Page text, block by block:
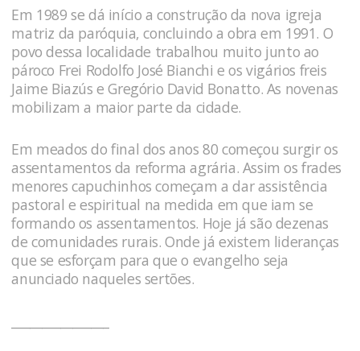
Em 1989 se dá início a construção da nova igreja
matriz da paróquia, concluindo a obra em 1991. O
povo dessa localidade trabalhou muito junto ao
pároco Frei Rodolfo José Bianchi e os vigários freis
Jaime Biazús e Gregório David Bonatto. As novenas
mobilizam a maior parte da cidade.
Em meados do final dos anos 80 começou surgir os
assentamentos da reforma agrária. Assim os frades
menores capuchinhos começam a dar assistência
pastoral e espiritual na medida em que iam se
formando os assentamentos. Hoje já são dezenas
de comunidades rurais. Onde já existem lideranças
que se esforçam para que o evangelho seja
anunciado naqueles sertões.